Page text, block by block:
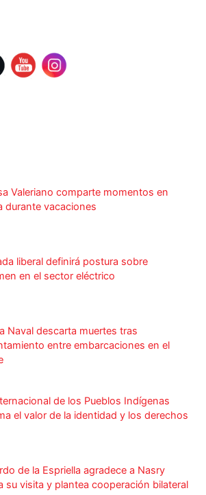
Valeriano comparte momentos en
durante vacaciones
liberal definirá postura sobre
en el sector eléctrico
Naval descarta muertes tras
entre embarcaciones en el
de los Pueblos Indígenas
el valor de la identidad y los derechos
de la Espriella agradece a Nasry
su visita y plantea cooperación bilateral